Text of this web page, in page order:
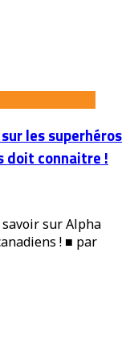
les superhéros
doit connaitre !
savoir sur Alpha
! ■ par